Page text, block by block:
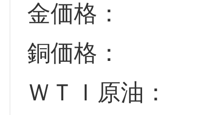
金価格：
銅価格：
ＷＴＩ原油：